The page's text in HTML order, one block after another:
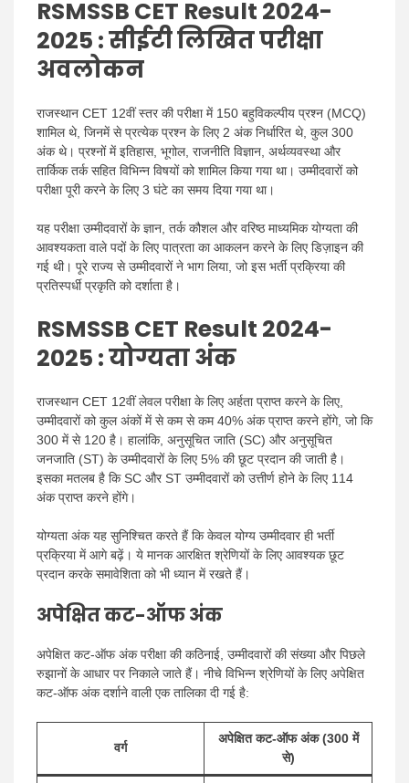
RSMSSB CET Result 2024-
2025 : सीईटी लिखित परीक्षा
अवलोकन
राजस्थान CET 12वीं स्तर की परीक्षा में 150 बहुविकल्पीय प्रश्न (MCQ)
शामिल थे, जिनमें से प्रत्येक प्रश्न के लिए 2 अंक निर्धारित थे, कुल 300
अंक थे। प्रश्नों में इतिहास, भूगोल, राजनीति विज्ञान, अर्थव्यवस्था और
तार्किक तर्क सहित विभिन्न विषयों को शामिल किया गया था। उम्मीदवारों को
परीक्षा पूरी करने के लिए 3 घंटे का समय दिया गया था।
यह परीक्षा उम्मीदवारों के ज्ञान, तर्क कौशल और वरिष्ठ माध्यमिक योग्यता की
आवश्यकता वाले पदों के लिए पात्रता का आकलन करने के लिए डिज़ाइन की
गई थी। पूरे राज्य से उम्मीदवारों ने भाग लिया, जो इस भर्ती प्रक्रिया की
प्रतिस्पर्धी प्रकृति को दर्शाता है।
RSMSSB CET Result 2024-
2025 : योग्यता अंक
राजस्थान CET 12वीं लेवल परीक्षा के लिए अर्हता प्राप्त करने के लिए,
उम्मीदवारों को कुल अंकों में से कम से कम 40% अंक प्राप्त करने होंगे, जो कि
300 में से 120 है। हालांकि, अनुसूचित जाति (SC) और अनुसूचित
जनजाति (ST) के उम्मीदवारों के लिए 5% की छूट प्रदान की जाती है।
इसका मतलब है कि SC और ST उम्मीदवारों को उत्तीर्ण होने के लिए 114
अंक प्राप्त करने होंगे।
योग्यता अंक यह सुनिश्चित करते हैं कि केवल योग्य उम्मीदवार ही भर्ती
प्रक्रिया में आगे बढ़ें। ये मानक आरक्षित श्रेणियों के लिए आवश्यक छूट
प्रदान करके समावेशिता को भी ध्यान में रखते हैं।
अपेक्षित कट-ऑफ अंक
अपेक्षित कट-ऑफ अंक परीक्षा की कठिनाई, उम्मीदवारों की संख्या और पिछले
रुझानों के आधार पर निकाले जाते हैं। नीचे विभिन्न श्रेणियों के लिए अपेक्षित
कट-ऑफ अंक दर्शाने वाली एक तालिका दी गई है:
वर्ग
अपेक्षित कट-ऑफ अंक (300 में
से)